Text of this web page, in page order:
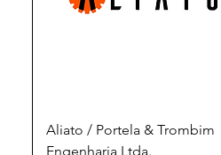
Aliato / Portela & Trombim
Engenharia Ltda.